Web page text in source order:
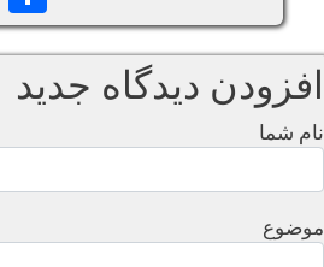
افزودن دیدگاه جدید
نام شما
موضوع